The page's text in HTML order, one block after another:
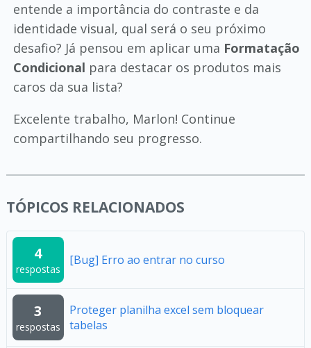
entende a importância do contraste e da
identidade visual, qual será o seu próximo
desafio? Já pensou em aplicar uma Formatação
Condicional para destacar os produtos mais
caros da sua lista?
Excelente trabalho, Marlon! Continue
compartilhando seu progresso.
TÓPICOS RELACIONADOS
4
respostas
[Bug] Erro ao entrar no curso
3
respostas
Proteger planilha excel sem bloquear
tabelas